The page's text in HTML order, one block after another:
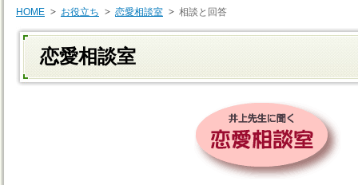
HOME お役立ち 恋愛相談室 相談と回答
恋愛相談室